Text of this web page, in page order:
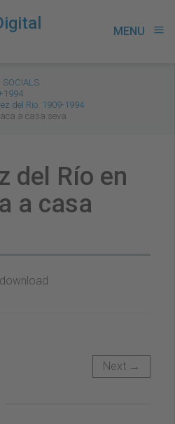
MENU menu
SOCIALS
1994
del Rio. 1909-1994
a casa seva
del Río en
a casa
Next →